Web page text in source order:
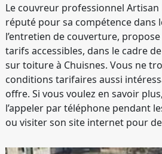
Le couvreur professionnel Artisan
réputé pour sa compétence dans
l’entretien de couverture, propose
tarifs accessibles, dans le cadre
sur toiture à Chuisnes. Vous ne
conditions tarifaires aussi
offre. Si vous voulez en savoir
l’appeler par téléphone pendant
ou visiter son site internet pour